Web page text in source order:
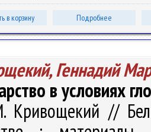
в корзину Подробнее
Геннадий
в условиях
//